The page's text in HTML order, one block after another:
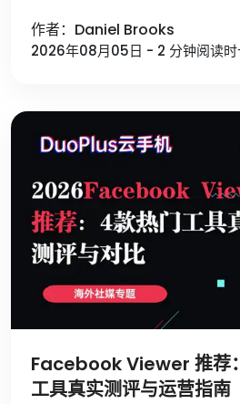
作者：Daniel Brooks
2026年08月05日 - 2 分钟阅读时
Facebook Viewer 推荐
工具真实测评与运营指南